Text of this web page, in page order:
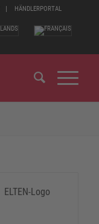
HÄNDLERPORTAL